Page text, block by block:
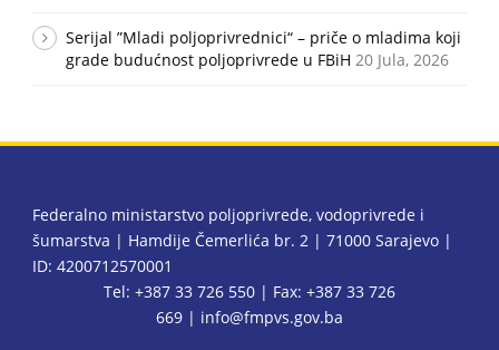
Serijal ”Mladi poljoprivrednici“ – priče o mladima koji
grade budućnost poljoprivrede u FBiH 20 Jula, 2026
Federalno ministarstvo poljoprivrede, vodoprivrede i
šumarstva | Hamdije Čemerlića br. 2 | 71000 Sarajevo |
ID: 4200712570001
Tel: +387 33 726 550 | Fax: +387 33 726
669 | info@fmpvs.gov.ba